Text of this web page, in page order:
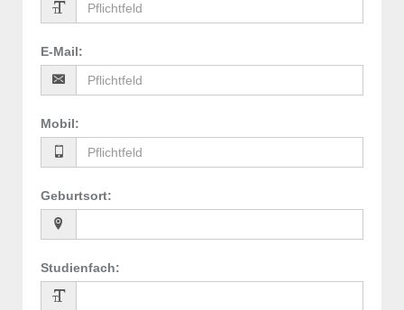
E-Mail:
Mobil:
Geburtsort:
Studienfach: